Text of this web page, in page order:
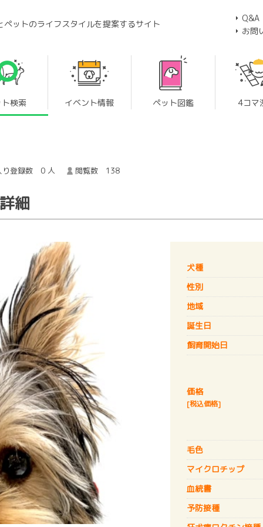
ペットのライフスタイルを提案するサイト
Q&A
お問
ト検索 イベント情報 ペット図鑑 4コマ
り登録数 0 人 閲覧数 138
細
犬種
性別
地域
誕生日
飼育開始日
価格
[税込価格]
毛色
マイクロチップ
血統書
予防接種